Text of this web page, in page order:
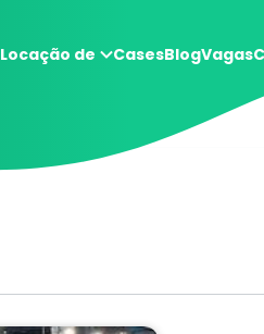
Locação de CasesBlogVagas